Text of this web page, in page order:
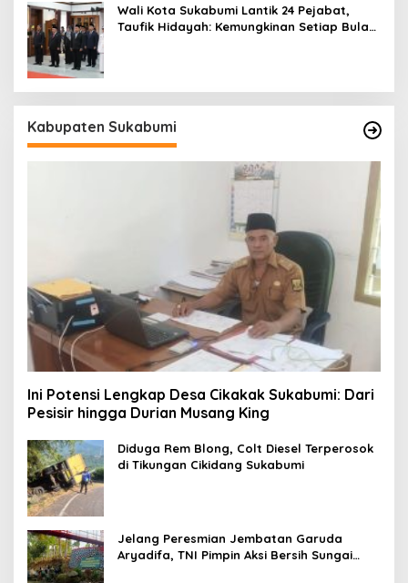
Wali Kota Sukabumi Lantik 24 Pejabat,
Taufik Hidayah: Kemungkinan Setiap Bulan
Kabupaten Sukabumi
Ini Potensi Lengkap Desa Cikakak Sukabumi: Dari
Pesisir hingga Durian Musang King
Diduga Rem Blong, Colt Diesel Terperosok
di Tikungan Cikidang Sukabumi
Jelang Peresmian Jembatan Garuda
Aryadifa, TNI Pimpin Aksi Bersih Sungai